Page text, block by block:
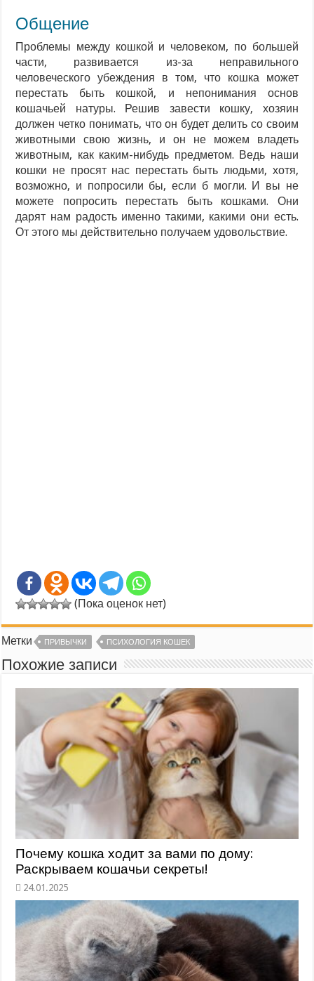
Общение
Проблемы между кошкой и человеком, по большей
части, развивается из-за неправильного
человеческого убеждения в том, что кошка может
перестать быть кошкой, и непонимания основ
кошачьей натуры. Решив завести кошку, хозяин
должен четко понимать, что он будет делить со своим
животными свою жизнь, и он не можем владеть
животным, как каким-нибудь предметом. Ведь наши
кошки не просят нас перестать быть людьми, хотя,
возможно, и попросили бы, если б могли. И вы не
можете попросить перестать быть кошками. Они
дарят нам радость именно такими, какими они есть.
От этого мы действительно получаем удовольствие.
(Пока оценок нет)
Метки ПРИВЫЧКИ ПСИХОЛОГИЯ КОШЕК
Похожие записи
Почему кошка ходит за вами по дому:
Раскрываем кошачьи секреты!